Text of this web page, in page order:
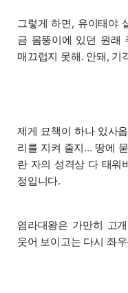
그렇게 하면, 유이태야
금 몸뚱이에 있던 원래
매끄럽지 못해. 안돼, 기
제게 묘책이 하나 있사
리를 지켜 줄지… 땅에
란 자의 성격상 다 태워
정입니다.
염라대왕은 가만히 고
웃어 보이고는 다시 좌